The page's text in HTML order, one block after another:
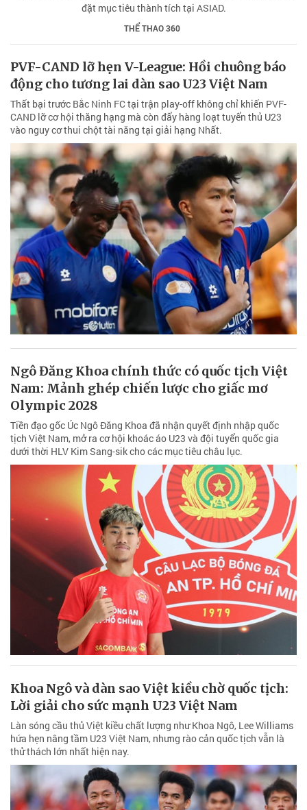
đặt mục tiêu thành tích tại ASIAD.
THỂ THAO 360
PVF-CAND lỡ hẹn V-League: Hồi chuông báo
động cho tương lai dàn sao U23 Việt Nam
Thất bại trước Bắc Ninh FC tại trận play-off không chỉ khiến PVF-
CAND lỡ cơ hội thăng hạng mà còn đẩy hàng loạt tuyển thủ U23
vào nguy cơ thui chột tài năng tại giải hạng Nhất.
Ngô Đăng Khoa chính thức có quốc tịch Việt
Nam: Mảnh ghép chiến lược cho giấc mơ
Olympic 2028
Tiền đạo gốc Úc Ngô Đăng Khoa đã nhận quyết định nhập quốc
tịch Việt Nam, mở ra cơ hội khoác áo U23 và đội tuyển quốc gia
dưới thời HLV Kim Sang-sik cho các mục tiêu châu lục.
Khoa Ngô và dàn sao Việt kiều chờ quốc tịch:
Lời giải cho sức mạnh U23 Việt Nam
Làn sóng cầu thủ Việt kiều chất lượng như Khoa Ngô, Lee Williams
hứa hẹn nâng tầm U23 Việt Nam, nhưng rào cản quốc tịch vẫn là
thử thách lớn nhất hiện nay.